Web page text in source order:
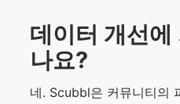
데이터 개선에
나요?
네. Scubbl은 커뮤니티의